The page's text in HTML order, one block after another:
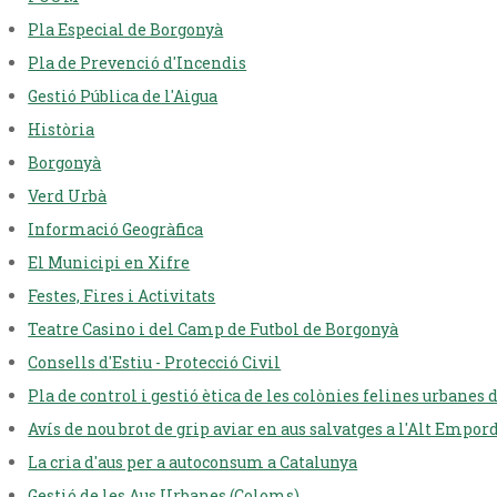
Pla Especial de Borgonyà
Pla de Prevenció d'Incendis
Gestió Pública de l'Aigua
Història
Borgonyà
Verd Urbà
Informació Geogràfica
El Municipi en Xifre
Festes, Fires i Activitats
Teatre Casino i del Camp de Futbol de Borgonyà
Consells d'Estiu - Protecció Civil
Pla de control i gestió ètica de les colònies felines urbanes
Avís de nou brot de grip aviar en aus salvatges a l'Alt
La cria d'aus per a autoconsum a Catalunya